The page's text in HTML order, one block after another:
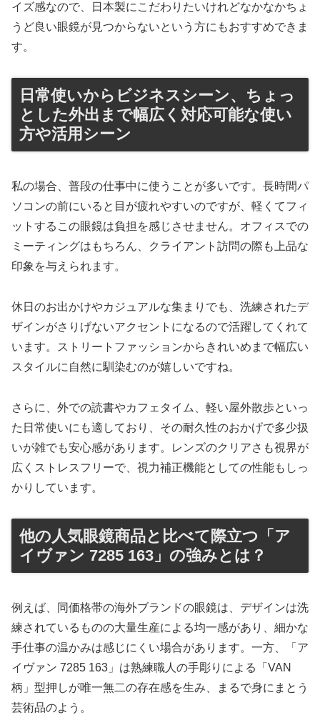
イズ感なので、日本製にこだわりたいけれどなかなかちょ
うど良い眼鏡が見つからないという方にもおすすめできま
す。
日常使いからビジネスシーン、ちょっ
とした外出まで幅広く対応可能な使い
方や活用シーン
私の場合、普段の仕事中に使うことが多いです。長時間パ
ソコンの前にいると目が疲れやすいのですが、軽くてフィ
ットするこの眼鏡は負担を感じさせません。オフィスでの
ミーティングはもちろん、クライアント訪問の際も上品な
印象を与えられます。
休日のお出かけやカジュアルな集まりでも、洗練されたデ
ザインがさりげないアクセントになるので活躍してくれて
います。ストリートファッションからきれいめまで幅広い
スタイルに自然に馴染むのが嬉しいですね。
さらに、外での読書やカフェタイム、軽い屋外散歩といっ
た日常使いにも適しており、その耐久性のおかげで多少扱
いが雑でも安心感があります。レンズのクリアさも視界が
広くストレスフリーで、視力補正機能としての性能もしっ
かりしています。
他の人気眼鏡商品と比べて際立つ「ア
イヴァン 7285 163」の強みとは？
例えば、同価格帯の海外ブランドの眼鏡は、デザインは洗
練されているものの大量生産による均一感があり、細かな
手仕事の温かみは感じにくい場合があります。一方、「ア
イヴァン 7285 163」は熟練職人の手彫りによる「VAN
柄」型押しが唯一無二の存在感を生み、まるで身にまとう
芸術品のよう。